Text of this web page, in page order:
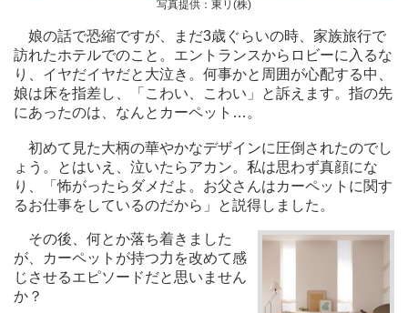
写真提供：東リ(株)
娘の話で恐縮ですが、まだ3歳ぐらいの時、家族旅行で
訪れたホテルでのこと。エントランスからロビーに入るな
り、イヤだイヤだと大泣き。何事かと周囲が心配する中、
娘は床を指差し、「こわい、こわい」と訴えます。指の先
にあったのは、なんとカーペット…。
初めて見た大柄の華やかなデザインに圧倒されたのでし
ょう。とはいえ、泣いたらアカン。私は思わず真顔にな
り、「怖がったらダメだよ。お父さんはカーペットに関す
るお仕事をしているのだから」と説得しました。
その後、何とか落ち着きました
が、カーペットが持つ力を改めて感
じさせるエピソードだと思いません
か？